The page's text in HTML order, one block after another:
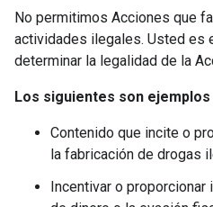
No permitimos Acciones que
actividades ilegales. Usted es
determinar la legalidad de la
Los siguientes son
Contenido que incite o
la fabricación de drogas
Incentivar o